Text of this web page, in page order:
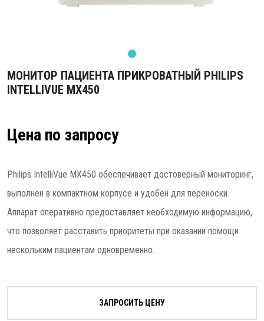
МОНИТОР ПАЦИЕНТА ПРИКРОВАТНЫЙ PHILIPS
INTELLIVUE MX450
Цена по запросу
Philips IntelliVue MX450 обеспечивает достоверный мониторинг,
выполнен в компактном корпусе и удобен для переноски.
Аппарат оперативно предоставляет необходимую информацию,
что позволяет расставить приоритеты при оказании помощи
нескольким пациентам одновременно.
ЗАПРОСИТЬ ЦЕНУ